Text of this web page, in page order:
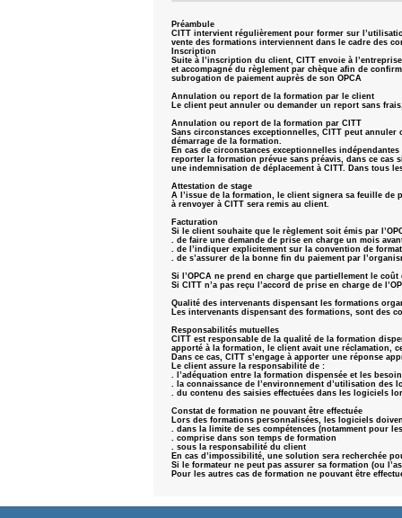
Préambule
CITT intervient régulièrement pour former sur
vente des formations interviennent dans le cadre des
Inscription
Suite à l’inscription du client, CITT envoie à
et accompagné du règlement par chèque afin de
subrogation de paiement auprès de son OPCA
Annulation ou report de la formation par le client
Le client peut annuler ou demander un report sans
Annulation ou report de la formation par CITT
Sans circonstances exceptionnelles, CITT peut
démarrage de la formation.
En cas de circonstances exceptionnelles
reporter la formation prévue sans préavis, dans ce cas
une indemnisation de déplacement à CITT. Dans tous
Attestation de stage
A l’issue de la formation, le client signera sa feuille de
à renvoyer à CITT sera remis au client.
Facturation
Si le client souhaite que le règlement soit émis par
. de faire une demande de prise en charge un mois
. de l’indiquer explicitement sur la convention de
. de s’assurer de la bonne fin du paiement par
Si l’OPCA ne prend en charge que partiellement le
Si CITT n’a pas reçu l’accord de prise en charge de
Qualité des intervenants dispensant les formations
Les intervenants dispensant des formations, sont des
Responsabilités mutuelles
CITT est responsable de la qualité de la formation
apporté à la formation, le client avait une réclamation,
Dans ce cas, CITT s’engage à apporter une réponse
Le client assure la responsabilité de :
. l’adéquation entre la formation dispensée et les
. la connaissance de l’environnement d’utilisation des
. du contenu des saisies effectuées dans les logiciels
Constat de formation ne pouvant être effectuée
Lors des formations personnalisées, les logiciels
. dans la limite de ses compétences (notamment pour
. comprise dans son temps de formation
. sous la responsabilité du client
En cas d’impossibilité, une solution sera recherchée
Si le formateur ne peut pas assurer sa formation (ou
Pour les autres cas de formation ne pouvant être